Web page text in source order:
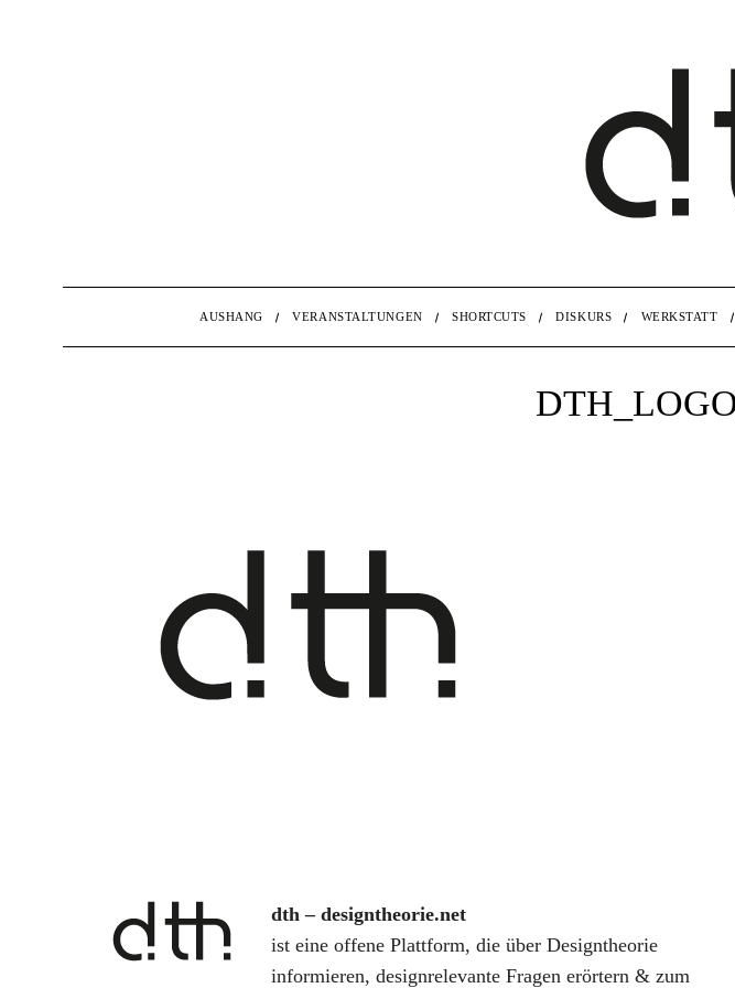
AUSHANG VERANSTALTUNGEN SHORTCUTS DISKURS WERKSTATT
dth – designtheorie.net
ist eine offene Plattform, die über Designtheorie
informieren, designrelevante Fragen erörtern & zum
S
u
e